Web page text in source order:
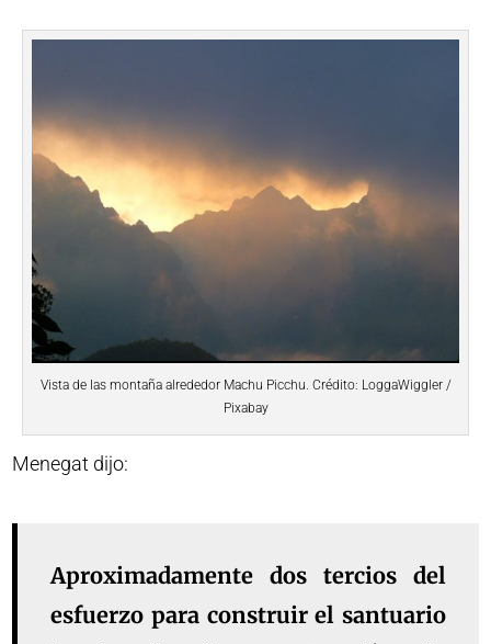
Vista de las montaña alrededor Machu Picchu. Crédito: LoggaWiggler /
Pixabay
Menegat dijo:
Aproximadamente dos tercios del
esfuerzo para construir el santuario